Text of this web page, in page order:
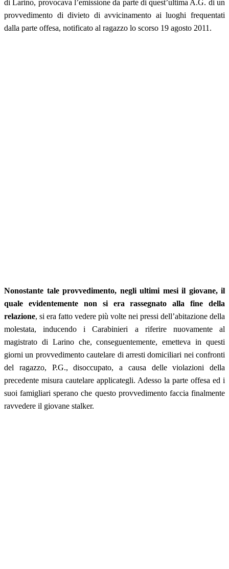
di Larino, provocava l’emissione da parte di quest’ultima A.G. di un
provvedimento di divieto di avvicinamento ai luoghi frequentati
dalla parte offesa, notificato al ragazzo lo scorso 19 agosto 2011.
Nonostante tale provvedimento, negli ultimi mesi il giovane, il
quale evidentemente non si era rassegnato alla fine della
relazione, si era fatto vedere più volte nei pressi dell’abitazione della
molestata, inducendo i Carabinieri a riferire nuovamente al
magistrato di Larino che, conseguentemente, emetteva in questi
giorni un provvedimento cautelare di arresti domiciliari nei confronti
del ragazzo, P.G., disoccupato, a causa delle violazioni della
precedente misura cautelare applicategli. Adesso la parte offesa ed i
suoi famigliari sperano che questo provvedimento faccia finalmente
ravvedere il giovane stalker.